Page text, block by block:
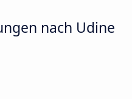
nach Udine